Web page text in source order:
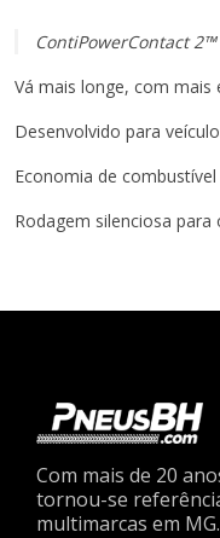
ContiPowerContact 2™
Vá mais longe, com mais
Desenvolvido para
Economia de
Rodagem silenciosa
Com mais de 20
tornou-se
multimarcas em MG.